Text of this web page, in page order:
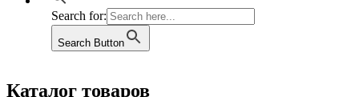
Search for:
Search Button
Каталог товаров